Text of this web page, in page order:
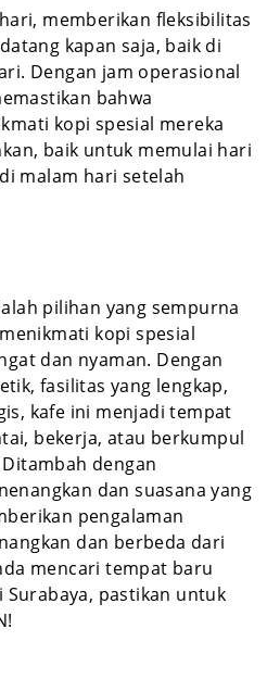
memberikan fleksibilitas
kapan saja, baik di
Dengan jam operasional
bahwa
kopi spesial mereka
baik untuk memulai hari
malam hari setelah
pilihan yang sempurna
kopi spesial
dan nyaman. Dengan
fasilitas yang lengkap,
kafe ini menjadi tempat
bekerja, atau berkumpul
dengan
dan suasana yang
pengalaman
dan berbeda dari
mencari tempat baru
pastikan untuk